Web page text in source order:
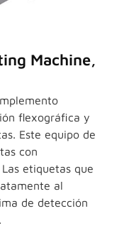
Machine,
flexográfica y
Este equipo de
con
etiquetas que
al
de detección